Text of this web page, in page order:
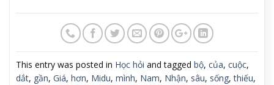
This entry was posted in Học hỏi and tagged bộ, của, cuộc,
dắt, gần, Giá, hơn, Midu, mình, Nam, Nhận, sâu, sống,thiếu,